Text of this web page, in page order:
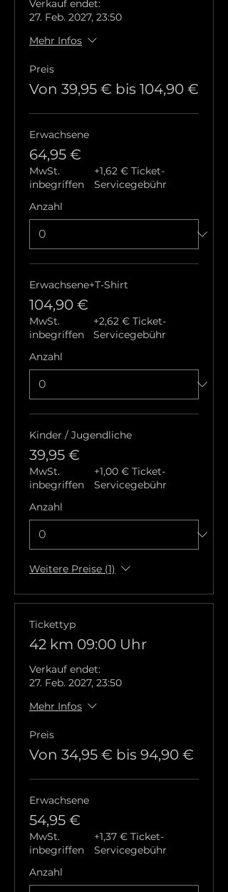
Verkauf endet:
27. Feb. 2027, 23:50
Mehr Infos
Preis
Von 39,95 € bis 104,90 €
Erwachsene
64,95 €
MwSt.
inbegriffen
+1,62 € Ticket-
Servicegebühr
Anzahl
Erwachsene+T-Shirt
104,90 €
MwSt.
inbegriffen
+2,62 € Ticket-
Servicegebühr
Anzahl
Kinder / Jugendliche
39,95 €
MwSt.
inbegriffen
+1,00 € Ticket-
Servicegebühr
Anzahl
Weitere Preise (1)
Tickettyp
42 km 09:00 Uhr
Verkauf endet:
27. Feb. 2027, 23:50
Mehr Infos
Preis
Von 34,95 € bis 94,90 €
Erwachsene
54,95 €
MwSt.
inbegriffen
+1,37 € Ticket-
Servicegebühr
Anzahl